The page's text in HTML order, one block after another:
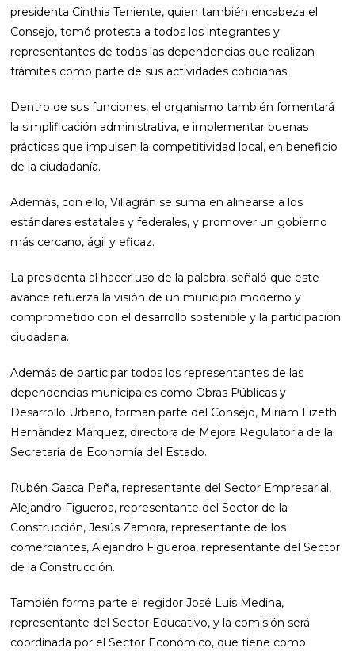
presidenta Cinthia Teniente, quien también encabeza el
Consejo, tomó protesta a todos los integrantes y
representantes de todas las dependencias que realizan
trámites como parte de sus actividades cotidianas.
Dentro de sus funciones, el organismo también fomentará
la simplificación administrativa, e implementar buenas
prácticas que impulsen la competitividad local, en beneficio
de la ciudadanía.
Además, con ello, Villagrán se suma en alinearse a los
estándares estatales y federales, y promover un gobierno
más cercano, ágil y eficaz.
La presidenta al hacer uso de la palabra, señaló que este
avance refuerza la visión de un municipio moderno y
comprometido con el desarrollo sostenible y la participación
ciudadana.
Además de participar todos los representantes de las
dependencias municipales como Obras Públicas y
Desarrollo Urbano, forman parte del Consejo, Miriam Lizeth
Hernández Márquez, directora de Mejora Regulatoria de la
Secretaría de Economía del Estado.
Rubén Gasca Peña, representante del Sector Empresarial,
Alejandro Figueroa, representante del Sector de la
Construcción, Jesús Zamora, representante de los
comerciantes, Alejandro Figueroa, representante del Sector
de la Construcción.
También forma parte el regidor José Luis Medina,
representante del Sector Educativo, y la comisión será
coordinada por el Sector Económico, que tiene como